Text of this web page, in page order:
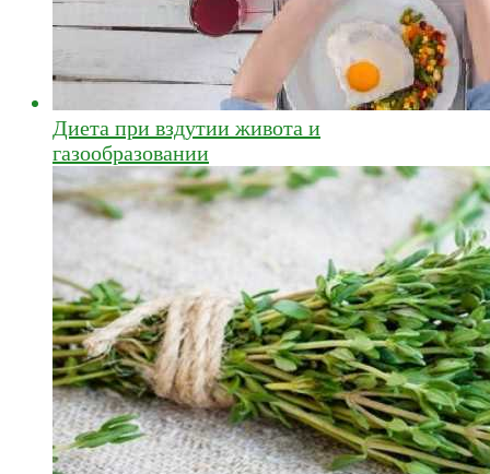
Диета при вздутии живота и
газообразовании